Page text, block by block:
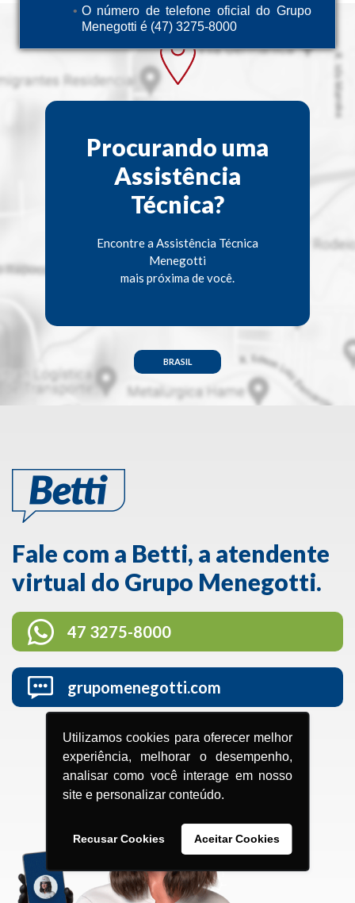
O número de telefone oficial do Grupo
Menegotti é (47) 3275-8000
Utilizamos cookies para oferecer melhor
experiência, melhorar o desempenho,
analisar como você interage em nosso
site e personalizar conteúdo.
Recusar Cookies Aceitar Cookies
Procurando uma
Assistência
Técnica?
Encontre a Assistência Técnica
Menegotti
mais próxima de você.
BRASIL
Fale com a Betti, a atendente
virtual do Grupo Menegotti.
47 3275-8000
grupomenegotti.com